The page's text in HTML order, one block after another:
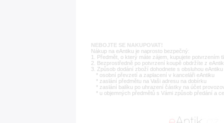
NEBOJTE SE NAKUPOVAT!
Nákup na eAntiku je naprosto bezpečný:
1. Předmět, o který máte zájem, kupujete potvrzením
2. Bezprostředně po potvrzení koupě obdržíte z
3. Způsob dodání zboží dohodnete s obsluhou
* osobní převzetí a zaplacení v kanceláři eAntiku
* zaslání předmětu na Vaši adresu na dobírku
* zaslání balíku po uhrazení částky na účet
* u objemných předmětů s Vámi způsob předání a